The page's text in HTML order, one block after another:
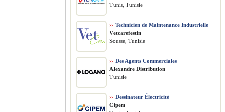
Tunis, Tunisie
›› Technicien de Maintenance Industrielle
Vetcarefestin
Sousse, Tunisie
›› Des Agents Commerciales
Alexandre Distribution
Tunisie
›› Dessinateur Électricité
Cipem